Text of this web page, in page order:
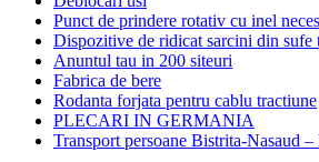
Punct de prindere rotativ cu inel
Dispozitive de ridicat sarcini din sufe
Anuntul tau in 200 siteuri
Fabrica de bere
Rodanta forjata pentru cablu tractiune
PLECARI IN GERMANIA
Transport persoane Bistrita-Nasaud –